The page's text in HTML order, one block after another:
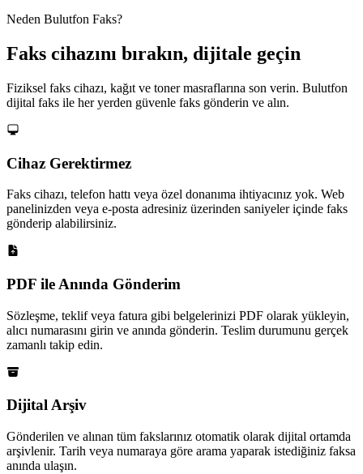
Neden Bulutfon Faks?
Faks cihazını bırakın, dijitale geçin
Fiziksel faks cihazı, kağıt ve toner masraflarına son verin. Bulutfon
dijital faks ile her yerden güvenle faks gönderin ve alın.
Cihaz Gerektirmez
Faks cihazı, telefon hattı veya özel donanıma ihtiyacınız yok. Web
panelinizden veya e-posta adresiniz üzerinden saniyeler içinde faks
gönderip alabilirsiniz.
PDF ile Anında Gönderim
Sözleşme, teklif veya fatura gibi belgelerinizi PDF olarak yükleyin,
alıcı numarasını girin ve anında gönderin. Teslim durumunu gerçek
zamanlı takip edin.
Dijital Arşiv
Gönderilen ve alınan tüm fakslarınız otomatik olarak dijital ortamda
arşivlenir. Tarih veya numaraya göre arama yaparak istediğiniz faksa
anında ulaşın.